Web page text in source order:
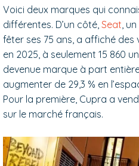
Voici deux marques qui
différentes. D’un côté, Seat,
fêter ses 75 ans, a affiché des
en 2025, à seulement 15 860
devenue marque à part
augmenter de 29,3 % en
Pour la première, Cupra a
sur le marché français.